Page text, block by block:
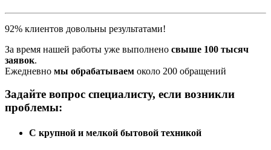
92% клиентов довольны результатами!
За время нашей работы уже выполнено свыше 100 тысяч
заявок.
Ежедневно мы обрабатываем около 200 обращений
Задайте вопрос специалисту, если возникли
проблемы:
С крупной и мелкой бытовой техникой